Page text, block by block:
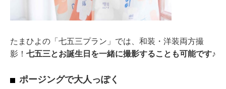
たまひよの「七五三プラン」では、和装・洋装両方撮
影！ 七五三とお誕生日を一緒に撮影することも可能です♪
ポージングで大人っぽく